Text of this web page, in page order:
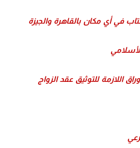
في أي مكان بالقاهرة والجيزة
اللازمة للتوثيق عقد الزواج